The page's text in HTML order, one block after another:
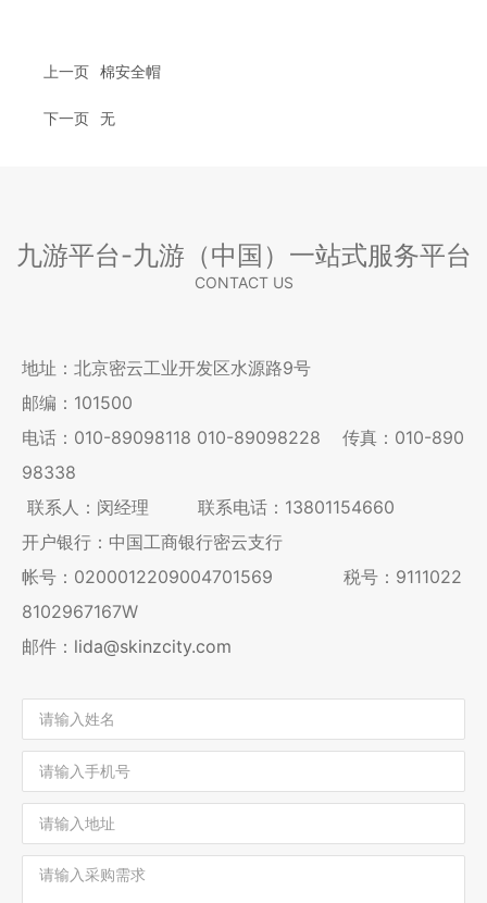
上一页 棉安全帽
下一页 无
九游平台-九游（中国）一站式服务平台
CONTACT US
地址：北京密云工业开发区水源路9号
邮编：101500
电话： 010-89098118 010-89098228 传真：010-890
98338
联系人：闵经理 联系电话：13801154660
开户银行：中国工商银行密云支行
帐号：0200012209004701569 税号：9111022
8102967167W
邮件： lida@skinzcity.com